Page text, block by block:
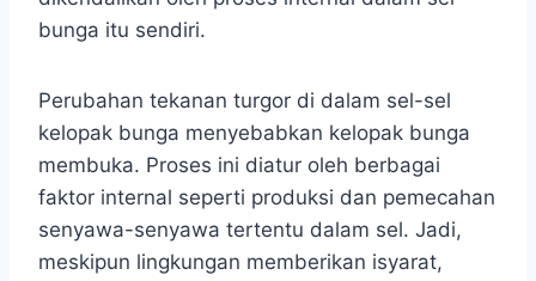
bunga itu sendiri.
Perubahan tekanan turgor di dalam sel-sel
kelopak bunga menyebabkan kelopak bunga
membuka. Proses ini diatur oleh berbagai
faktor internal seperti produksi dan pemecahan
senyawa-senyawa tertentu dalam sel. Jadi,
meskipun lingkungan memberikan isyarat,